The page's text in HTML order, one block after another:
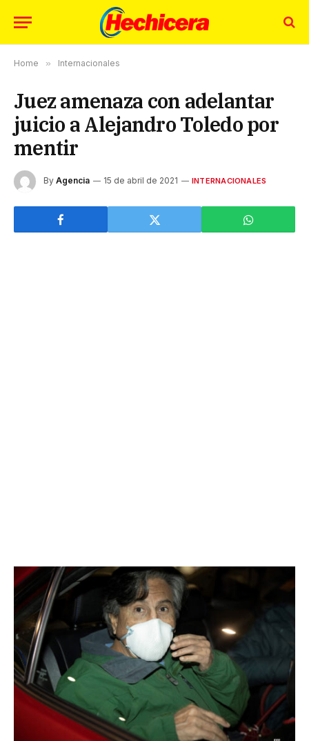
Home » Internacionales
Juez amenaza con adelantar
juicio a Alejandro Toledo por
mentir
By Agencia 15 de abril de 2021 INTERNACIONALES